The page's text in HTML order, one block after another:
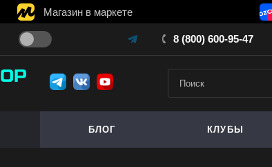
Магазин в маркете
8 (800) 600-95-47
БЛОГ КЛУБЫ